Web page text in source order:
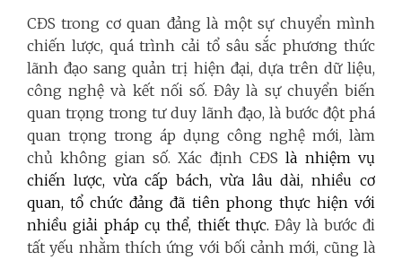
CĐS trong cơ quan đảng là một sự chuyển mình
chiến lược, quá trình cải tổ sâu sắc phương thức
lãnh đạo sang quản trị hiện đại, dựa trên dữ liệu,
công nghệ và kết nối số. Đây là sự chuyển biến
quan trọng trong tư duy lãnh đạo, là bước đột phá
quan trọng trong áp dụng công nghệ mới, làm
chủ không gian số.Xác định CĐSlà nhiệm vụ
chiến lược, vừa cấp bách, vừa lâu dài, nhiều cơ
quan, tổ chức đảng đã tiên phong thực hiện với
nhiều giải pháp cụ thể, thiết thực.Đây là bước đi
tất yếu nhằm thích ứng với bối cảnh mới, cũng là